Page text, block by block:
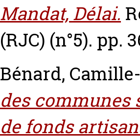
Mandat, Délai.
(RJC) (n°5). pp.
Bénard,
des communes
de fonds